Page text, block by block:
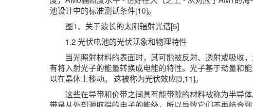
池设计中的标准测试条件[10]。
图1、关于波长的太阳辐射光谱[5]
1.2 光伏电池的光伏现象和物理特性
当光照射材料的表面时，其可能被反射、透射或吸收
有将入射光子的能量转换成电能的特性。光子基于动量和
以在晶体上移动。 这被称为光伏效应[3,11]。
这些在导带和价带之间具有能带隙的材料被称为半导